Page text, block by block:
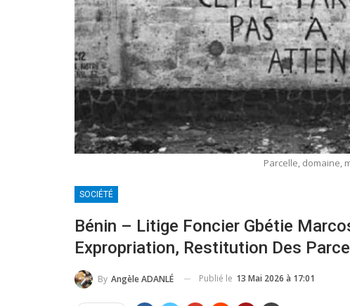
Parcelle, domaine,
SOCIÉTÉ
Bénin – Litige Foncier Gbétie
Expropriation, Restitution Des
By Angèle ADANLÉ Publié le 13 Mai 2026 à 17:01